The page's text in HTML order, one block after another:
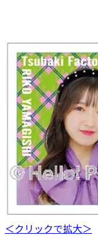
＜クリックで拡大＞